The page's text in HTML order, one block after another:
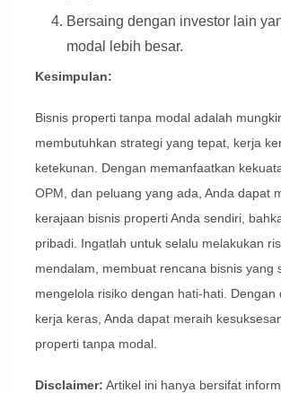
Bersaing dengan investor lain
modal lebih besar.
Kesimpulan:
Bisnis properti tanpa modal adalah
membutuhkan strategi yang tepat, kerja
ketekunan. Dengan memanfaatkan
OPM, dan peluang yang ada, Anda dapat
kerajaan bisnis properti Anda sendiri,
pribadi. Ingatlah untuk selalu melakukan
mendalam, membuat rencana bisnis yang
mengelola risiko dengan hati-hati. Dengan
kerja keras, Anda dapat meraih
properti tanpa modal.
Disclaimer: Artikel ini hanya bersifat